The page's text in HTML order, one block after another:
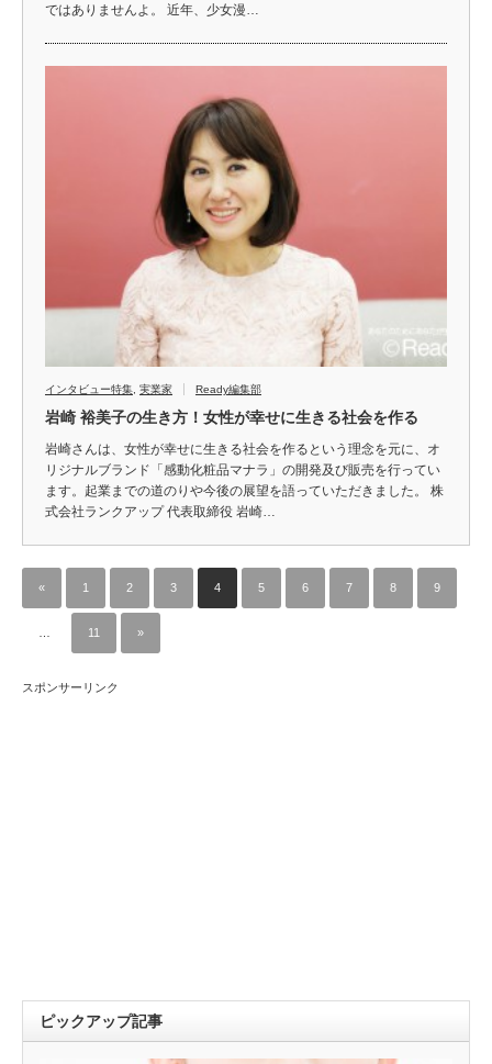
ではありませんよ。 近年、少女漫…
インタビュー特集 実業家 Ready編集部
岩崎 裕美子の生き方！女性が幸せに生きる社会を作る
岩崎さんは、女性が幸せに生きる社会を作るという理念を元に、オ
リジナルブランド「感動化粧品マナラ」の開発及び販売を行ってい
ます。起業までの道のりや今後の展望を語っていただきました。 株
式会社ランクアップ 代表取締役 岩崎…
« 1 2 3 4 5 6 7 8 9
11 »
スポンサーリンク
ピックアップ記事